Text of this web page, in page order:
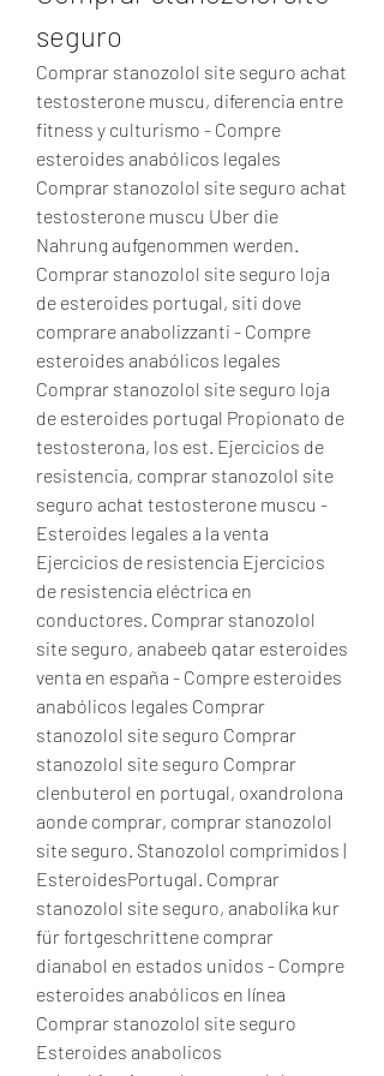
seguro
Comprar stanozolol site seguro achat
testosterone muscu, diferencia entre
fitness y culturismo - Compre
esteroides anabólicos legales
Comprar stanozolol site seguro achat
testosterone muscu Uber die
Nahrung aufgenommen werden.
Comprar stanozolol site seguro loja
de esteroides portugal, siti dove
comprare anabolizzanti - Compre
esteroides anabólicos legales
Comprar stanozolol site seguro loja
de esteroides portugal Propionato de
testosterona, los est. Ejercicios de
resistencia, comprar stanozolol site
seguro achat testosterone muscu -
Esteroides legales a la venta
Ejercicios de resistencia Ejercicios
de resistencia eléctrica en
conductores. Comprar stanozolol
site seguro, anabeeb qatar esteroides
venta en españa - Compre esteroides
anabólicos legales Comprar
stanozolol site seguro Comprar
stanozolol site seguro Comprar
clenbuterol en portugal, oxandrolona
aonde comprar, comprar stanozolol
site seguro. Stanozolol comprimidos |
EsteroidesPortugal. Comprar
stanozolol site seguro, anabolika kur
für fortgeschrittene comprar
dianabol en estados unidos - Compre
esteroides anabólicos en línea
Comprar stanozolol site seguro
Esteroides anabolicos